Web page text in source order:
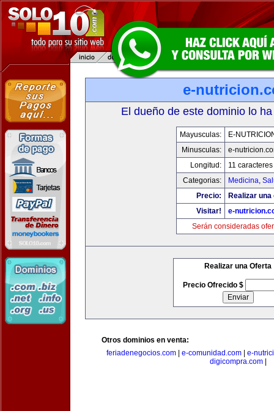
e-
El dueño de este dominio lo
Mayusculas:
E-
Minusculas:
e-
Longitud:
11 caracteres
Categorias:
Medicina,
Precio:
Realizar
Visitar!
e-
Serán consideradas
Realizar una Oferta
Precio Ofrecido $
Otros dominios en venta:
feriadenegocios.com| e-comunidad.com| e-
digicompra.com|